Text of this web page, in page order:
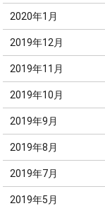
2020年1月
2019年12月
2019年11月
2019年10月
2019年9月
2019年8月
2019年7月
2019年5月